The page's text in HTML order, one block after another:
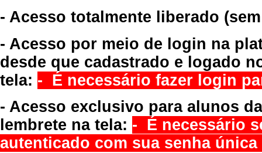
- Acesso totalmente liberado
- Acesso por meio de login na
desde que cadastrado e logado
tela: - É necessário fazer login
- Acesso exclusivo para alunos
lembrete na tela: - É necessário
autenticado com sua senha